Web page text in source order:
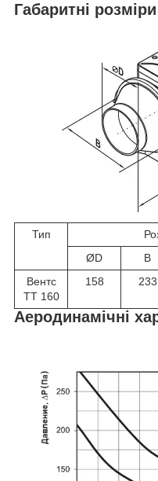
Габаритні
Тип
ØD
B
Вентс
ТТ 160
158 233
Аеродинамічні